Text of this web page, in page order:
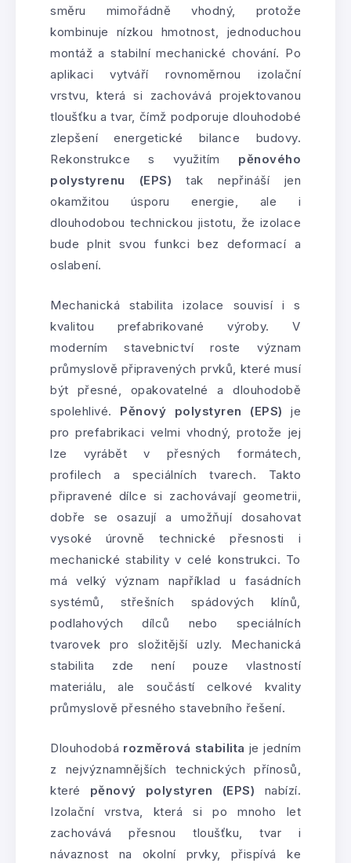
směru mimořádně vhodný, protože
kombinuje nízkou hmotnost, jednoduchou
montáž a stabilní mechanické chování. Po
aplikaci vytváří rovnoměrnou izolační
vrstvu, která si zachovává projektovanou
tloušťku a tvar, čímž podporuje dlouhodobé
zlepšení energetické bilance budovy.
Rekonstrukce s využitím pěnového
polystyrenu (EPS) tak nepřináší jen
okamžitou úsporu energie, ale i
dlouhodobou technickou jistotu, že izolace
bude plnit svou funkci bez deformací a
oslabení.
Mechanická stabilita izolace souvisí i s
kvalitou prefabrikované výroby. V
moderním stavebnictví roste význam
průmyslově připravených prvků, které musí
být přesné, opakovatelné a dlouhodobě
spolehlivé. Pěnový polystyren (EPS) je
pro prefabrikaci velmi vhodný, protože jej
lze vyrábět v přesných formátech,
profilech a speciálních tvarech. Takto
připravené dílce si zachovávají geometrii,
dobře se osazují a umožňují dosahovat
vysoké úrovně technické přesnosti i
mechanické stability v celé konstrukci. To
má velký význam například u fasádních
systémů, střešních spádových klínů,
podlahových dílců nebo speciálních
tvarovek pro složitější uzly. Mechanická
stabilita zde není pouze vlastností
materiálu, ale součástí celkové kvality
průmyslově přesného stavebního řešení.
Dlouhodobá rozměrová stabilita je jedním
z nejvýznamnějších technických přínosů,
které pěnový polystyren (EPS) nabízí.
Izolační vrstva, která si po mnoho let
zachovává přesnou tloušťku, tvar i
návaznost na okolní prvky, přispívá ke